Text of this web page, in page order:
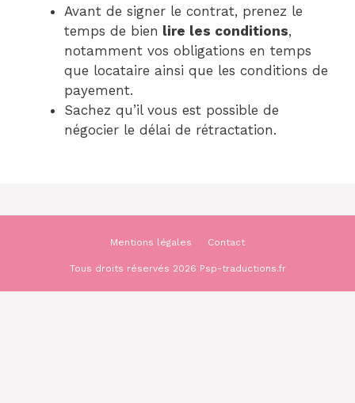
Avant de signer le contrat, prenez le
temps de bien lire les conditions,
notamment vos obligations en temps
que locataire ainsi que les conditions de
payement.
Sachez qu’il vous est possible de
négocier le délai de rétractation.
Mentions légales Contact
Tous droits réservés 2026 Psp-traductions.fr